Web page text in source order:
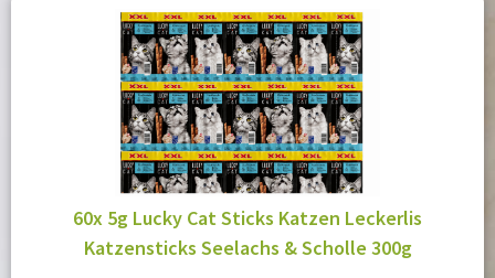
60x 5g Lucky Cat Sticks Katzen Leckerlis
Katzensticks Seelachs & Scholle 300g